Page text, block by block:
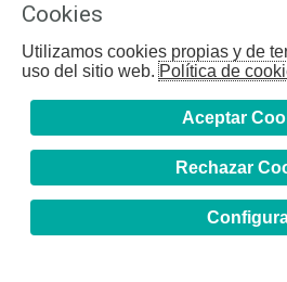
Cookies
Utilizamos cookies propias y de
uso del sitio web.Política de
Aceptar
Rechazar